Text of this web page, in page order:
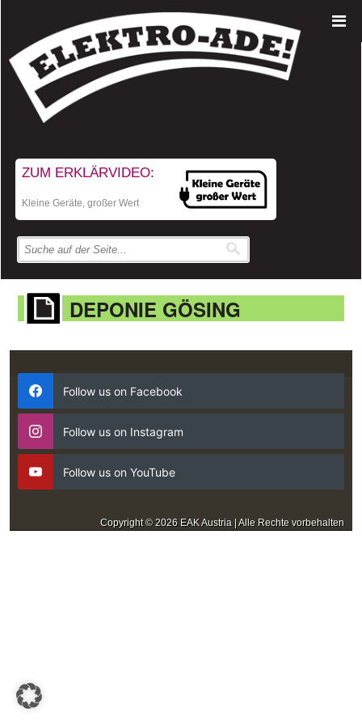
ZUM ERKLÄRVIDEO:
Kleine Geräte, großer Wert
DEPONIE GÖSING
Follow us on Facebook
Follow us on Instagram
Follow us on YouTube
Copyright © 2026 EAK Austria | Alle Rechte vorbehalten